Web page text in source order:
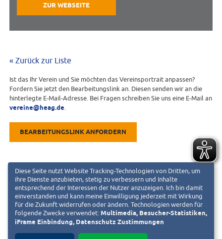
ZUR WEBSEITE
« Zurück zur Liste
Ist das Ihr Verein und Sie möchten das Vereinsportrait anpassen?
Fordern Sie jetzt den Bearbeitungslink an. Diesen senden wir an die
hinterlegte E-Mail-Adresse. Bei Fragen schreiben Sie uns eine E-Mail an
vereine@heag.de.
BEARBEITUNGSLINK ANFORDERN
Diese Seite nutzt Website Tracking-Technologien von Dritten, um
ihre Dienste anzubieten, stetig zu verbessern und Inhalte
entsprechend der Interessen der Nutzer anzuzeigen. Ich bin damit
einverstanden und kann meine Einwilligung jederzeit mit Wirkung
für die Zukunft widerrufen oder ändern. Technologien werden für
folgende Zwecke verwendet: Multimedia, Besucher-Statistiken,
iFrame Einbindung, Datenschutz Zustimmungen